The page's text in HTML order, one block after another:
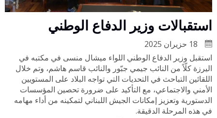
استقبالات وزير الدفاع الوطني
استقبل وزير الدفاع الوطني اللواء ميشال منسى في مكتبه في
اليرزة كلّاً من النائب جيمي جبّور والنائب قاسم هاشم، وتم خلال
اللقائين التباحث في التحديات التي تواجه البلاد على المستويين
الأمني والاجتماعي، مع التأكيد على ضرورة تحصين المؤسسات
الدستورية وتعزيز إمكانات الجيش اللبناني لتمكينه من أداء مهامه
في هذه المرحلة الدقيقة.